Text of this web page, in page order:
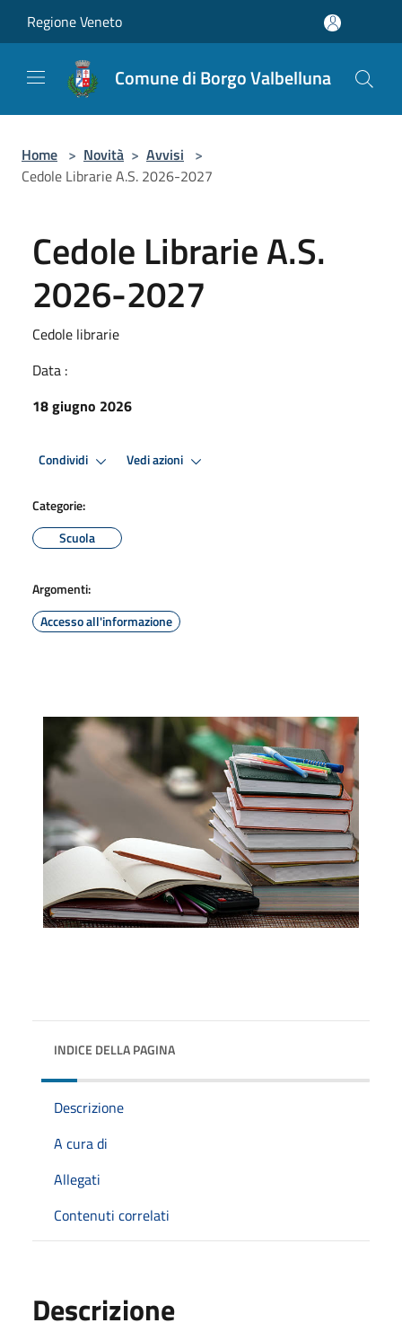
Regione Veneto
Comune di Borgo Valbelluna
Home > Novità > Avvisi >
Cedole Librarie A.S. 2026-2027
Cedole Librarie A.S.
2026-2027
Cedole librarie
Data :
18 giugno 2026
Condividi Vedi azioni
Categorie:
Scuola
Argomenti:
Accesso all'informazione
INDICE DELLA PAGINA
Descrizione
A cura di
Allegati
Contenuti correlati
Descrizione